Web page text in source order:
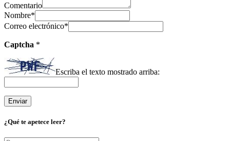
Comentario
Nombre*
Correo electrónico*
Captcha *
Escriba el texto mostrado arriba:
¿Qué te apetece leer?